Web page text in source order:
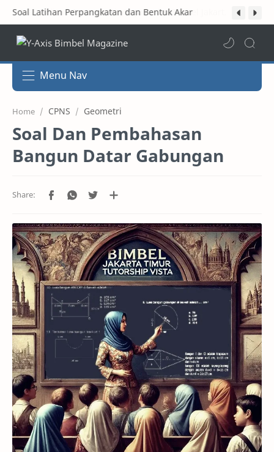
Menu Nav
Home CPNS Geometri
Soal Dan Pembahasan
Bangun Datar Gabungan